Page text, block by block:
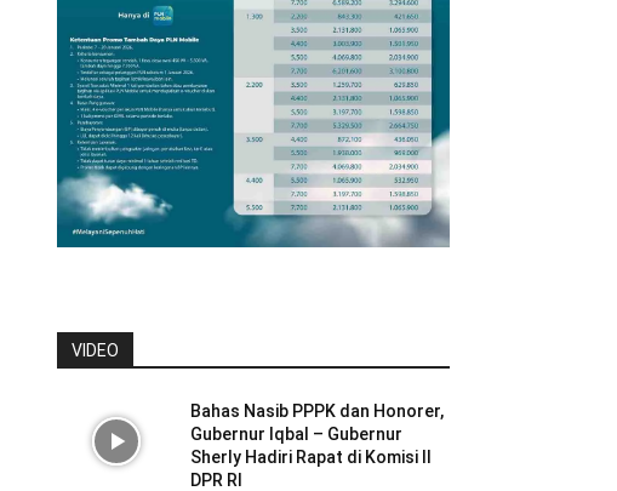
VIDEO
Bahas Nasib PPPK dan Honorer,
Gubernur Iqbal – Gubernur
Sherly Hadiri Rapat di Komisi II
DPR RI